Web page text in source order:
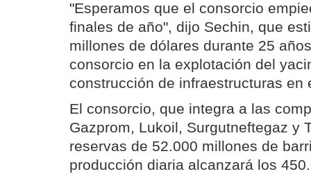
"Esperamos que el consorcio
finales de año", dijo Sechin, que
millones de dólares durante 25
consorcio en la explotación del
construcción de infraestructuras en
El consorcio, que integra a las
Gazprom, Lukoil, Surgutneftegaz y
reservas de 52.000 millones de
producción diaria alcanzará los